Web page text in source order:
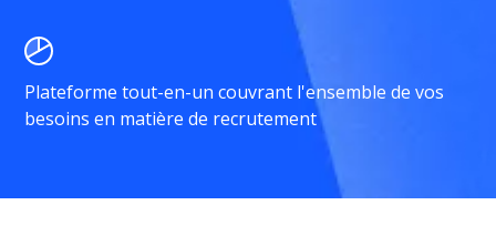
Plateforme tout-en-un couvrant l'ensemble de vos
besoins en matière de recrutement